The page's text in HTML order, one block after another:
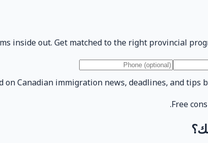
inside out. Get matched to the right provincial
on Canadian immigration news, deadlines, and tips
Free